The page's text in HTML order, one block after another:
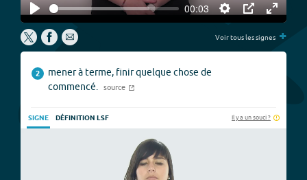
Play
00:03
Settings
PIP
Enter
Voir tous les signes +
2
mener à terme, finir quelque chose de
commencé.
source
SIGNE DÉFINITION LSF Il y a un souci ?